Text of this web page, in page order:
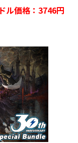
ル価格：3746円